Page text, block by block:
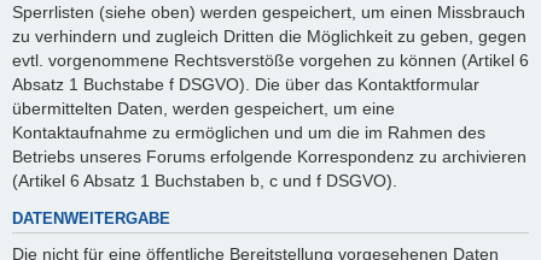
Sperrlisten (siehe oben) werden gespeichert, um einen Missbrauch
zu verhindern und zugleich Dritten die Möglichkeit zu geben, gegen
evtl. vorgenommene Rechtsverstöße vorgehen zu können (Artikel 6
Absatz 1 Buchstabe f DSGVO). Die über das Kontaktformular
übermittelten Daten, werden gespeichert, um eine
Kontaktaufnahme zu ermöglichen und um die im Rahmen des
Betriebs unseres Forums erfolgende Korrespondenz zu archivieren
(Artikel 6 Absatz 1 Buchstaben b, c und f DSGVO).
DATENWEITERGABE
Die nicht für eine öffentliche Bereitstellung vorgesehenen Daten